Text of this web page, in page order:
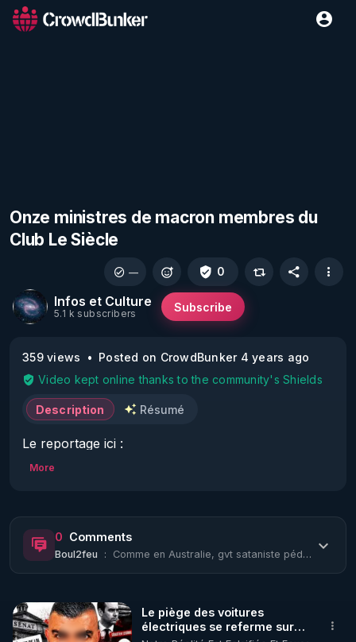
Onze ministres de macron membres du
Club Le Siècle
Infos et Culture
5.1 k subscribers Subscribe
— 0
359 views
Posted on CrowdBunker 4 years ago
Video kept online thanks to the community's Shields
Description Résumé
https://crowdbunker.com/v/mmKJJZJuzT
More
0 Comments
Boul2feu : Comme en Australie, gvt sataniste pédo criminels ??
Le piège des voitures
électriques se referme sur